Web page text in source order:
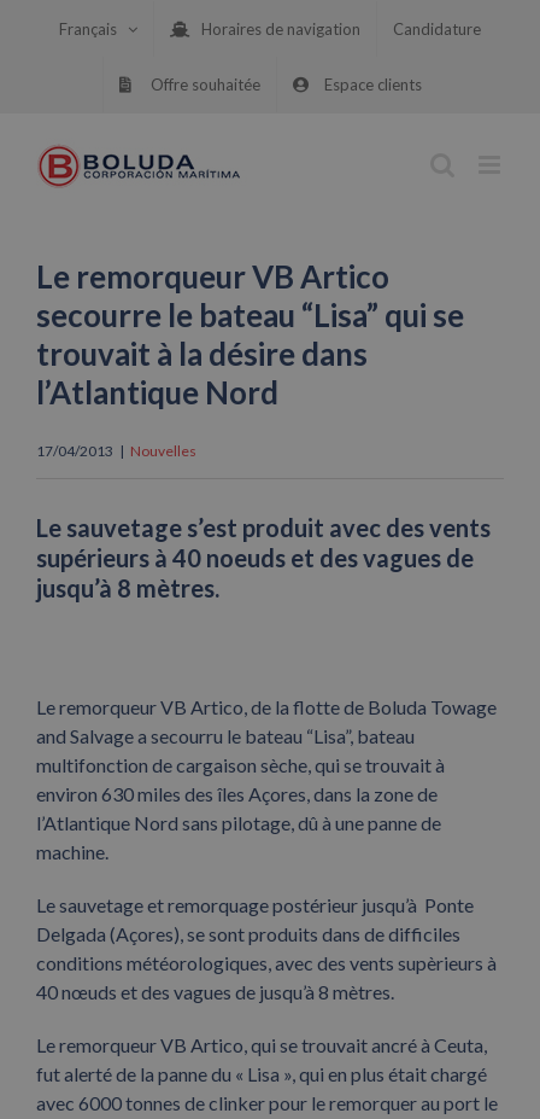
Français Horaires de navigation Candidature
Offre souhaitée Espace clients
Le remorqueur VB Artico
secourre le bateau “Lisa” qui se
trouvait à la désire dans
l’Atlantique Nord
17/04/2013 | Nouvelles
Le sauvetage s’est produit avec des vents
supérieurs à 40 noeuds et des vagues de
jusqu’à 8 mètres.
Le remorqueur VB Artico, de la flotte de Boluda Towage
and Salvage a secourru le bateau “Lisa”, bateau
multifonction de cargaison sèche, qui se trouvait à
environ 630 miles des îles Açores, dans la zone de
l’Atlantique Nord sans pilotage, dû à une panne de
machine.
Le sauvetage et remorquage postérieur jusqu’à Ponte
Delgada (Açores), se sont produits dans de difficiles
conditions météorologiques, avec des vents supèrieurs à
40 nœuds et des vagues de jusqu’à 8 mètres.
Le remorqueur VB Artico, qui se trouvait ancré à Ceuta,
fut alerté de la panne du « Lisa », qui en plus était chargé
avec 6000 tonnes de clinker pour le remorquer au port le